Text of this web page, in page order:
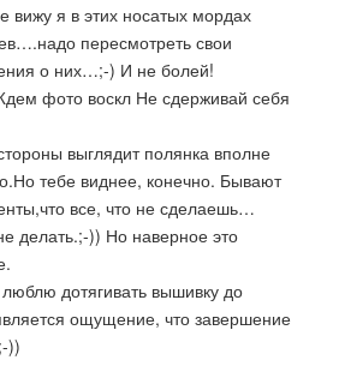
вижу я в этих носатых мордах
пересмотреть свои
о них…;-) И не болей!
фото воскл Не сдерживай себя
выглядит полянка вполне
тебе виднее, конечно. Бывают
все, что не сделаешь…
делать.;-)) Но наверное это
дотягивать вышивку до
ощущение, что завершение
))